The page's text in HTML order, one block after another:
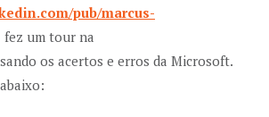
pub/marcus-
um tour na
os acertos e erros da Microsoft.